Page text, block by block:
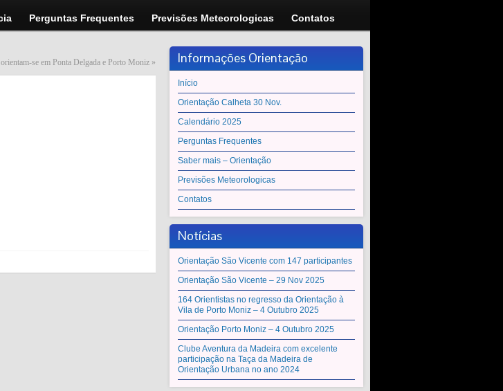
Perguntas Frequentes Previsões Meteorologicas Contatos
se em Ponta Delgada e Porto Moniz » Informações Orientação
Início
Orientação Calheta 30 Nov.
Calendário 2025
Perguntas Frequentes
Saber mais – Orientação
Previsões Meteorologicas
Contatos
Notícias
Orientação São Vicente com 147 participantes
Orientação São Vicente – 29 Nov 2025
164 Orientistas no regresso da Orientação à
Vila de Porto Moniz – 4 Outubro 2025
Orientação Porto Moniz – 4 Outubro 2025
Clube Aventura da Madeira com excelente
participação na Taça da Madeira de
Orientação Urbana no ano 2024